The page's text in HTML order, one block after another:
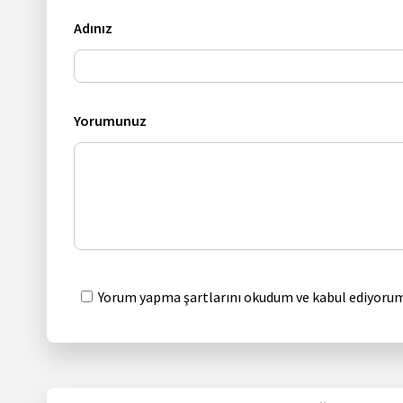
Adınız
Yorumunuz
Yorum yapma şartlarını okudum ve kabul